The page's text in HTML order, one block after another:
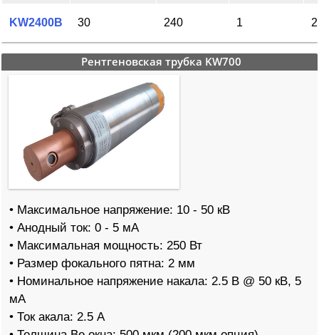
KW2400B 30 240 1
Рентгеновская трубка KW700
• Максимальное напряжение: 10 - 50 кВ
• Анодный ток: 0 - 5 мА
• Максимальная мощность: 250 Вт
• Размер фокального пятна: 2 мм
• Номинальное напряжение накала: 2.5 В @ 50 кВ, 5
мА
• Ток акала: 2.5 А